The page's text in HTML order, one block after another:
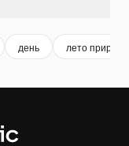
день лето природа